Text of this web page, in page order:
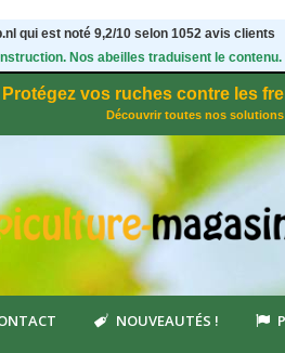
qui est noté 9,2/10 selon 1052avis clients
Nos abeilles traduisent le
Protégez vos ruches contre les
Découvrir toutes nos
NOUVEAUTÉS !